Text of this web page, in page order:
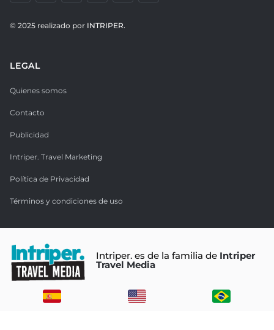
© 2025 realizado por INTRIPER.
LEGAL
Quienes somos
Contacto
Publicidad
Intriper. Travel Marketing
Política de Privacidad
Términos y condiciones de uso
Intriper. es de la familia de Intriper
Travel Media